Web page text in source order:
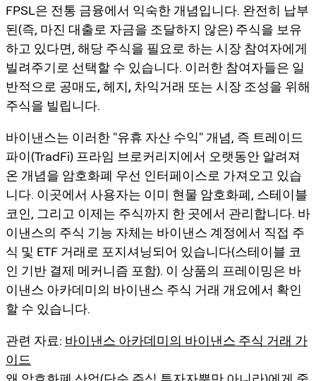
FPSL은 전통 금융에서 익숙한 개념입니다. 완전히 납부
된(즉, 마진 대출로 자금을 조달하지 않은) 주식을 보유
하고 있다면, 해당 주식을 필요로 하는 시장 참여자에게
빌려주기로 선택할 수 있습니다. 이러한 참여자들은 일
반적으로 공매도, 헤지, 차익거래 또는 시장 조성을 위해
주식을 빌립니다.
바이낸스는 이러한 "유휴 자산 수익" 개념, 즉 트레이드
파이(TradFi) 프라임 브로커리지에서 오랫동안 알려져
온 개념을 암호화폐 우선 인터페이스로 가져오고 있습
니다. 이곳에서 사용자는 이미 현물 암호화폐, 스테이블
코인, 그리고 이제는 주식까지 한 곳에서 관리합니다. 바
이낸스의 주식 기능 자체는 바이낸스 계정에서 직접 주
식 및 ETF 거래로 포지셔닝되어 있습니다(스테이블 코
인 기반 결제 메커니즘 포함). 이 상품의 프레이밍은 바
이낸스 아카데미의 바이낸스 주식 거래 개요에서 확인
할 수 있습니다.
관련 자료: 바이낸스 아카데미의 바이낸스 주식 거래 가
이드